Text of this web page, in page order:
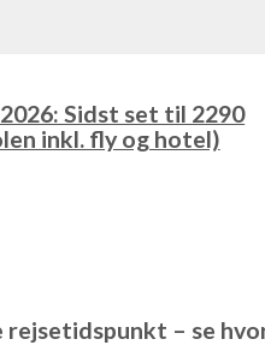
Sidst set til 2290
inkl. fly og hotel)
rejsetidspunkt – se